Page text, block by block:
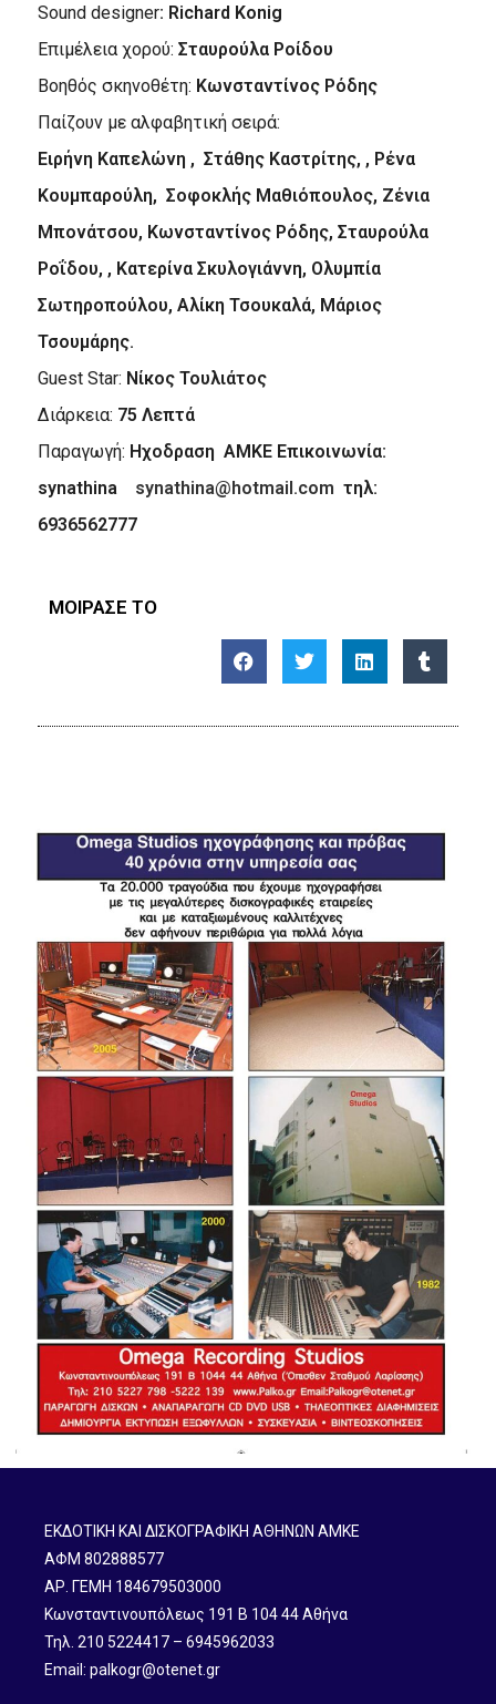
Sound designer: Richard Konig
Επιμέλεια χορού: Σταυρούλα Ροίδου
Βοηθός σκηνοθέτη: Κωνσταντίνος Ρόδης
Παίζουν με αλφαβητική σειρά:
Ειρήνη Καπελώνη , Στάθης Καστρίτης, , Ρένα
Κουμπαρούλη, Σοφοκλής Μαθιόπουλος, Ζένια
Μπονάτσου, Κωνσταντίνος Ρόδης, Σταυρούλα
Ροΐδου, , Κατερίνα Σκυλογιάννη, Ολυμπία
Σωτηροπούλου, Αλίκη Τσουκαλά, Μάριος
Τσουμάρης.
Guest Star: Νίκος Τουλιάτος
Διάρκεια: 75 Λεπτά
Παραγωγή: Ηχοδραση ΑΜΚΕ Επικοινωνία:
synathina synathina@hotmail.com τηλ:
6936562777
ΜΟΙΡΑΣΕ ΤΟ
ΕΚΔΟΤΙΚΗ ΚΑΙ ΔΙΣΚΟΓΡΑΦΙΚΗ ΑΘΗΝΩΝ ΑΜΚΕ
ΑΦΜ 802888577
ΑΡ. ΓΕΜΗ 184679503000
Κωνσταντινουπόλεως 191 B 104 44 Αθήνα
Τηλ. 210 5224417 – 6945962033
Email: palkogr@otenet.gr